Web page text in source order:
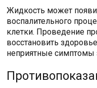
Жидкость может
воспалительного
клетки. Проведение
восстановить
неприятные симптомы